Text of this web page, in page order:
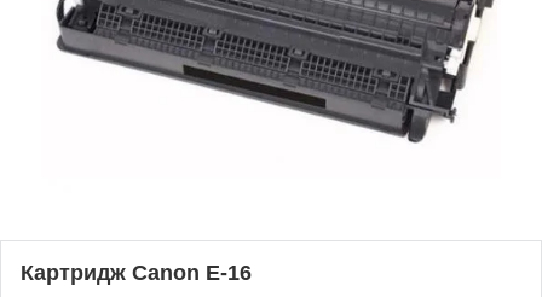
Картридж Canon E-16